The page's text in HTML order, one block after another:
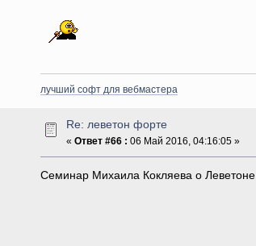
лучший софт для вебмастера
Re: леветон форте
«Ответ #66 : 06 Май 2016, 04:16:05 »
Семинар Михаила Кокляева о Леветоне